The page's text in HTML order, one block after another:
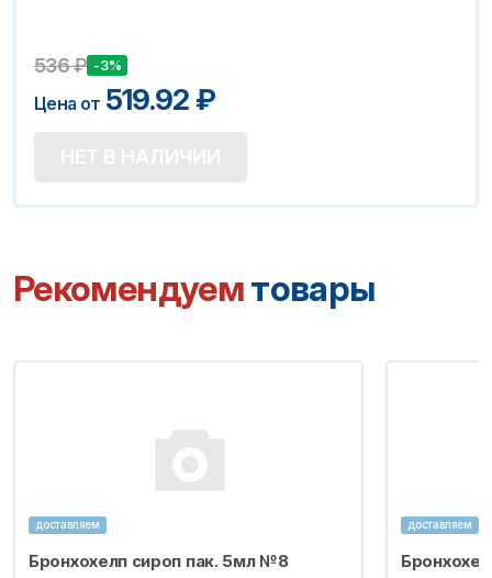
536₽ -3%
Цена от 519.92 ₽
Рекомендуемтовары
доставляем
Бронхохелп сироп пак. 5мл №8
доставляем